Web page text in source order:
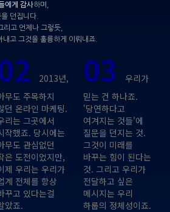
에게 감사하며,
던집니다.
리고 언제나 그렇듯,
고 그것을 훌륭하게 이뤄내죠.
2013년,
무도 주목하지
던 온라인 마케팅.
리는 그곳에서
작했죠. 당시에는
무도 관심없던
은 도전이었지만,
제 우리는 우리가
계 전체를 항상
꾸고 있다는걸
았죠.
03우리가
믿는 건 하나죠.
'당연하다고
여겨지는 것들'에
질문을 던지는 것.
그것이 미래를
바꾸는 힘이 된다는
것. 그리고 우리가
전달하고 싶은
메시지는 우리
하룹의 정체성이죠.